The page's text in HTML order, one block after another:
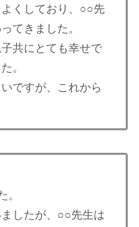
くしており、○○先
てきました。
共にとても幸せで
。
ですが、これから
。
したが、○○先生は